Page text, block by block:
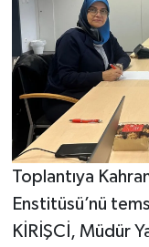
Toplantıya
Enstitüsü’nü
KİRİŞCİ, Müdür
KİTAP
HEDEF2020
OTOMOBİL
MİZAH
TARİH